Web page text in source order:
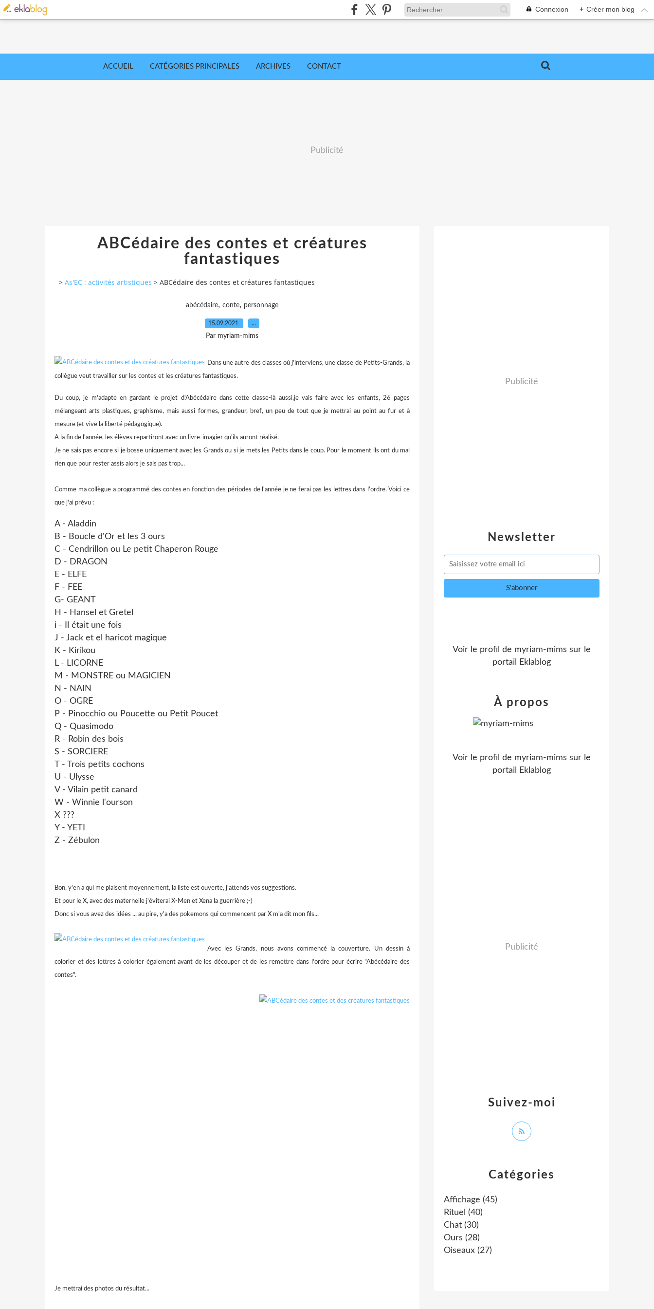
Connexion + Créer mon blog
ACCUEIL CATÉGORIES PRINCIPALES ARCHIVES CONTACT
Publicité
ABCédaire des contes et créatures
fantastiques
> As'EC : activités artistiques > ABCédaire des contes et créatures fantastiques
abécédaire, conte, personnage
15.09.2021 …
Par myriam-mims
Dans une autre des classes où j'interviens, une classe de Petits-Grands, la
collègue veut travailler sur les contes et les créatures fantastiques.
Du coup, je m'adapte en gardant le projet d'Abécédaire dans cette classe-là aussi.je vais faire avec les enfants, 26 pages
mélangeant arts plastiques, graphisme, mais aussi formes, grandeur, bref, un peu de tout que je mettrai au point au fur et à
mesure (et vive la liberté pédagogique).
A la fin de l'année, les élèves repartiront avec un livre-imagier qu'ils auront réalisé.
Je ne sais pas encore si je bosse uniquement avec les Grands ou si je mets les Petits dans le coup. Pour le moment ils ont du mal
rien que pour rester assis alors je sais pas trop...
Comme ma collègue a programmé des contes en fonction des périodes de l'année je ne ferai pas les lettres dans l'ordre. Voici ce
que j'ai prévu :
A - Aladdin
B - Boucle d'Or et les 3 ours
C - Cendrillon ou Le petit Chaperon Rouge
D - DRAGON
E - ELFE
F - FEE
G- GEANT
H - Hansel et Gretel
i - Il était une fois
J - Jack et el haricot magique
K - Kirikou
L - LICORNE
M - MONSTRE ou MAGICIEN
N - NAIN
O - OGRE
P - Pinocchio ou Poucette ou Petit Poucet
Q - Quasimodo
R - Robin des bois
S - SORCIERE
T - Trois petits cochons
U - Ulysse
V - Vilain petit canard
W - Winnie l'ourson
X ???
Y - YETI
Z - Zébulon
Bon, y'en a qui me plaisent moyennement, la liste est ouverte, j'attends vos suggestions.
Et pour le X, avec des maternelle j'éviterai X-Men et Xena la guerrière ;-)
Donc si vous avez des idées ... au pire, y'a des pokemons qui commencent par X m'a dit mon fils...
Avec les Grands, nous avons commencé la couverture. Un dessin à
colorier et des lettres à colorier également avant de les découper et de les remettre dans l'ordre pour écrire "Abécédaire des
contes".
Je mettrai des photos du résultat...
Newsletter
Publicité
Catégories
Affichage (45)
Rituel (40)
Chat (30)
Ours (28)
Oiseaux (27)
Voir le profil de myriam-mims sur le
portail Eklablog
Suivez-moi
À propos
Voir le profil de myriam-mims sur le
portail Eklablog
Publicité